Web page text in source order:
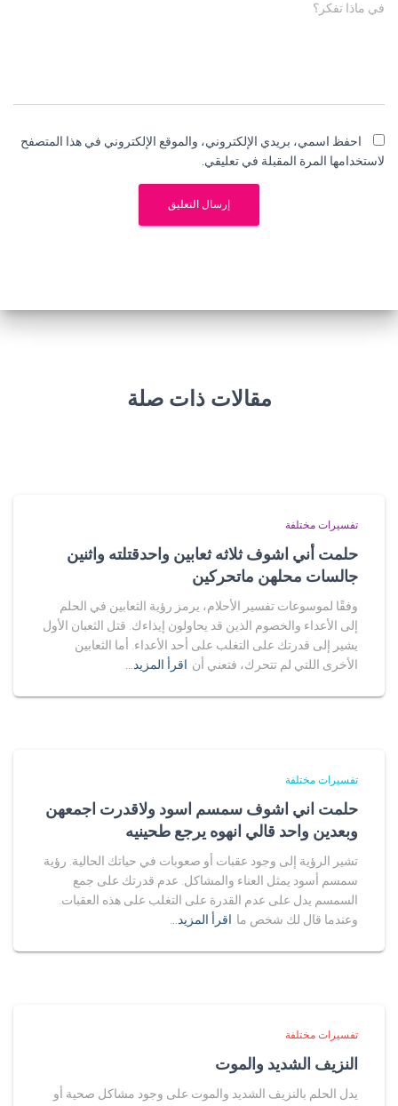
في ماذا تفكر؟
احفظ اسمي، بريدي الإلكتروني، والموقع الإلكتروني في هذا المتصفح
لاستخدامها المرة المقبلة في تعليقي.
مقالات ذات صلة
تفسيرات مختلفة
حلمت أني اشوف ثلاثه ثعابين واحدقتلته واثنين
جالسات محلهن ماتحركين
وفقًا لموسوعات تفسير الأحلام، يرمز رؤية الثعابين في الحلم
إلى الأعداء والخصوم الذين قد يحاولون إيذاءك. قتل الثعبان الأول
يشير إلى قدرتك على التغلب على أحد الأعداء. أما الثعابين
الأخرى اللتي لم تتحرك، فتعني أن اقرأ المزيد…
تفسيرات مختلفة
حلمت اني اشوف سمسم اسود ولاقدرت اجمعهن
وبعدين واحد قالي انهوه يرجع طحينيه
تشير الرؤية إلى وجود عقبات أو صعوبات في حياتك الحالية. رؤية
سمسم أسود يمثل العناء والمشاكل. عدم قدرتك على جمع
السمسم يدل على عدم القدرة على التغلب على هذه العقبات.
وعندما قال لك شخص ما اقرأ المزيد…
تفسيرات مختلفة
النزيف الشديد والموت
يدل الحلم بالنزيف الشديد والموت على وجود مشاكل صحية أو